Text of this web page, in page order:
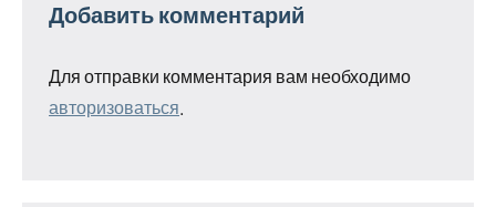
Добавить комментарий
Для отправки комментария вам необходимо
авторизоваться